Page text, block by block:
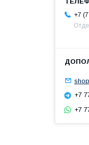
+7
+7
+7